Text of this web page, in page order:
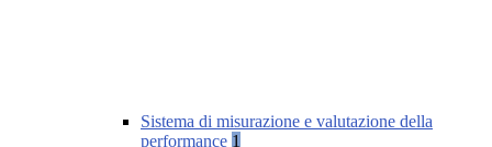
Sistema di misurazione e valutazione della
performance 1